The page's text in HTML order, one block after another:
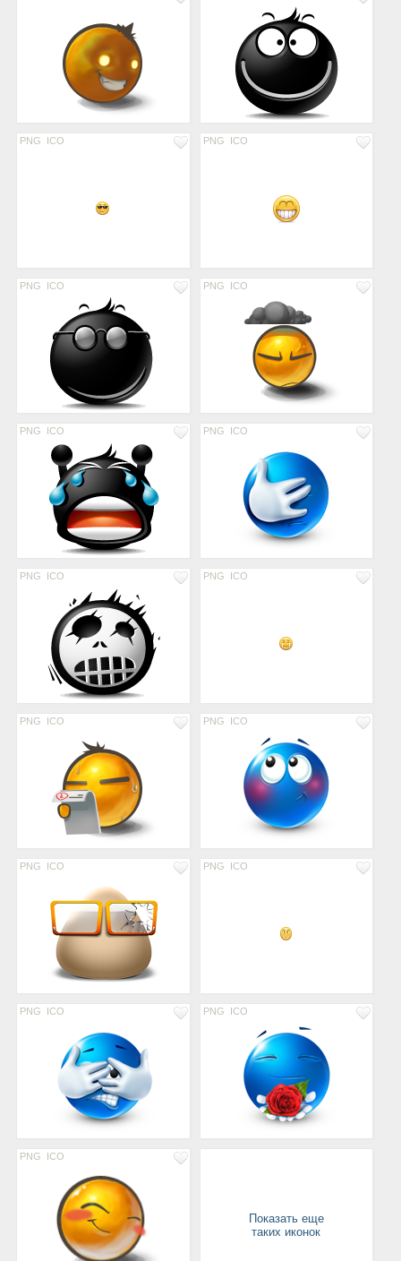
PNG ICO PNG ICO
PNG ICO PNG ICO
PNG ICO PNG ICO
PNG ICO PNG ICO
PNG ICO PNG ICO
PNG ICO PNG ICO
PNG ICO PNG ICO
PNG ICO
Показать еще
таких иконок